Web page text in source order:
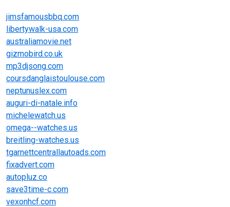
jimsfamousbbq.com
libertywalk-usa.com
australiamovie.net
gizmobird.co.uk
mp3djsong.com
coursdanglaistoulouse.com
neptunuslex.com
auguri-di-natale.info
michelewatch.us
omega--watches.us
breitling-watches.us
tgarnettcentrallautoads.com
fixadvert.com
autopluz.co
save3time-c.com
vexonhcf.com